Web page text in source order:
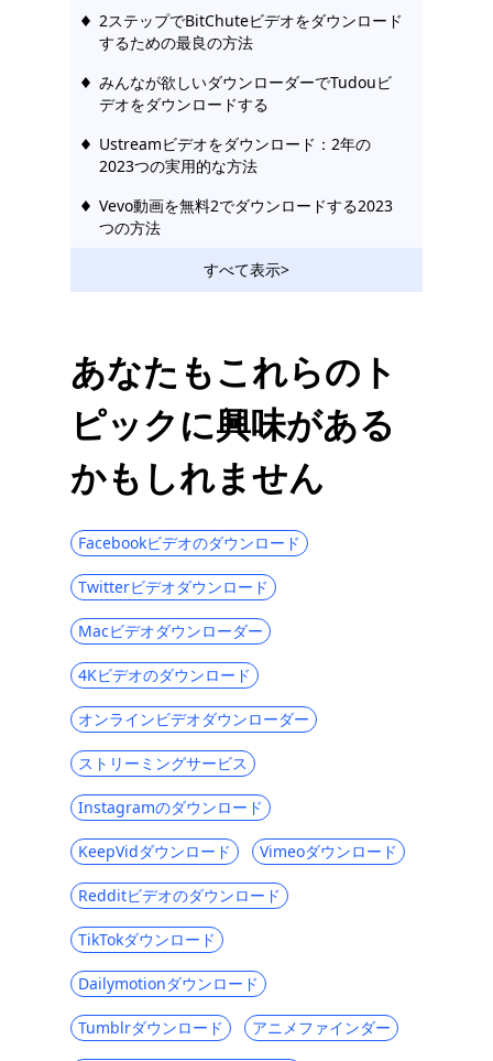
2ステップでBitChuteビデオをダウンロード
するための最良の方法
みんなが欲しいダウンローダーでTudouビ
デオをダウンロードする
Ustreamビデオをダウンロード：2年の
2023つの実用的な方法
Vevo動画を無料2でダウンロードする2023
つの方法
2023年に使用すべきすばらしいRutubeダウ
ンローダー
る方法[2023]
Hotstarビデオダウンローダー| Hotstarビデ
オを簡単にダウンロード
サイトから動画を保存
ら今すぐダウンロード
最高の無料動画ダウンロードサイト[オール
インクルーシブ2023]
GoMoviesからダウンロードする方法：効果
的な方法2023
けるための4つの便利なツール
Myspaceビデオの2023年最新のおすすめダ
ウンロード
あなたが知っておくべき4年のトップ2023ペ
リスコープダウンローダー
4年のトップ2023Vevoビデオダウンローダ
ー[推奨]
OK.ruからダウンロードする7つの最良の方
法[2023最新アップデート]
[100％作業]
すべて表示>
あなたもこれらのト
ピックに興味がある
かもしれません
Facebookビデオのダウンロード
Twitterビデオダウンロード
Macビデオダウンローダー
4Kビデオのダウンロード
オンラインビデオダウンローダー
ストリーミングサービス
Instagramのダウンロード
KeepVidダウンロード Vimeoダウンロード
Redditビデオのダウンロード
TikTokダウンロード
Dailymotionダウンロード
Tumblrダウンロード アニメファインダー